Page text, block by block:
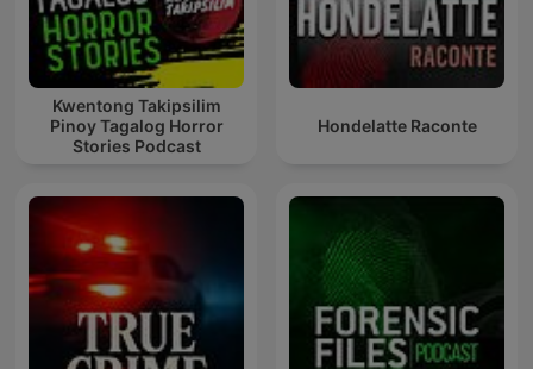
Kwentong Takipsilim
Pinoy Tagalog Horror
Stories Podcast
Hondelatte Raconte